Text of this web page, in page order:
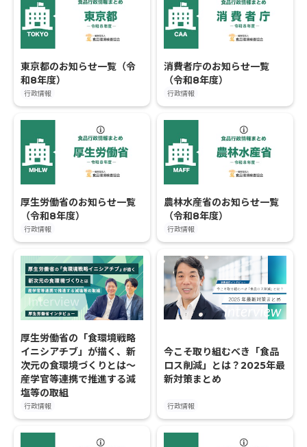
東京都のお知らせ一覧（令
和8年度）
行政情報
消費者庁のお知らせ一覧
（令和8年度）
行政情報
厚生労働省のお知らせ一覧
（令和8年度）
行政情報
農林水産省のお知らせ一覧
（令和8年度）
行政情報
厚生労働省の「食環境戦略
イニシアチブ」が描く、新
次元の食環境づくりとは～
産学官等連携で推進する減
塩等の取組
行政情報
今こそ取り組むべき「食品
ロス削減」とは？2025年最
新対策まとめ
行政情報